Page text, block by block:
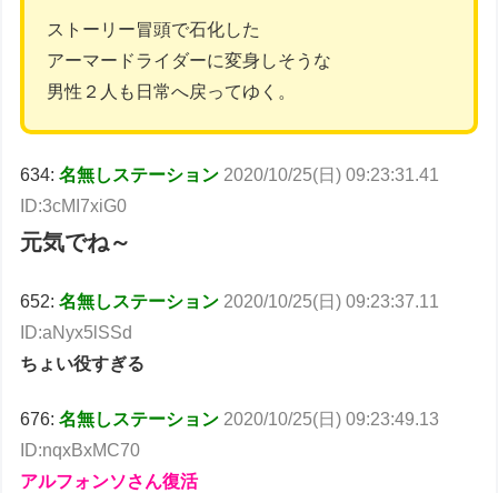
ストーリー冒頭で石化した
アーマードライダーに変身しそうな
男性２人も日常へ戻ってゆく。
634:名無しステーション 2020/10/25(日) 09:23:31.41
ID:3cMI7xiG0
元気でね～
652:名無しステーション 2020/10/25(日) 09:23:37.11
ID:aNyx5lSSd
ちょい役すぎる
676:名無しステーション 2020/10/25(日) 09:23:49.13
ID:nqxBxMC70
アルフォンソさん復活